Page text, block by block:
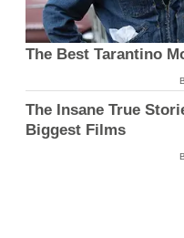
The Best Tarantino
The Insane True
Biggest Films